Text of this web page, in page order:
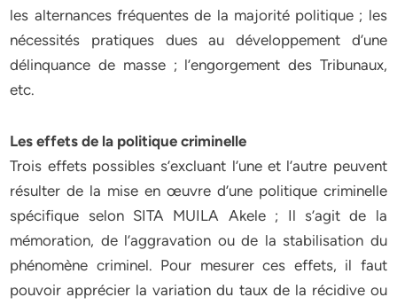
les alternances fréquentes de la majorité politique ; les
nécessités pratiques dues au développement d’une
délinquance de masse ; l’engorgement des Tribunaux,
etc.
Les effets de la politique criminelle
Trois effets possibles s’excluant l’une et l’autre peuvent
résulter de la mise en œuvre d’une politique criminelle
spécifique selon SITA MUILA Akele ; Il s’agit de la
mémoration, de l’aggravation ou de la stabilisation du
phénomène criminel. Pour mesurer ces effets, il faut
pouvoir apprécier la variation du taux de la récidive ou